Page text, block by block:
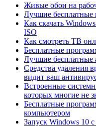
Живые обои на
Лучшие
Как скачать
ISO
Как смотреть ТВ
Бесплатные
Лучшие бесплатные
Средства удаления
видит ваш
Встроенные
которых многие не
Бесплатные
компьютером
Запуск Windows 10